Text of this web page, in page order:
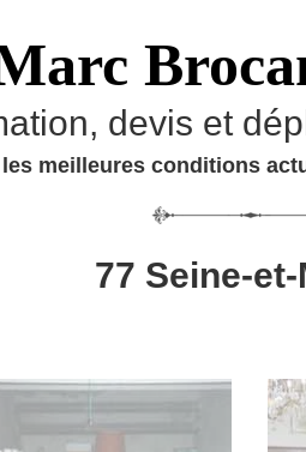
devis et
meilleures conditions
77 Seine-